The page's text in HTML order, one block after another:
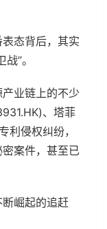
态背后，其实
”。
业链上的不少
、塔菲
侵权纠纷，
案件，甚至已
崛起的追赶